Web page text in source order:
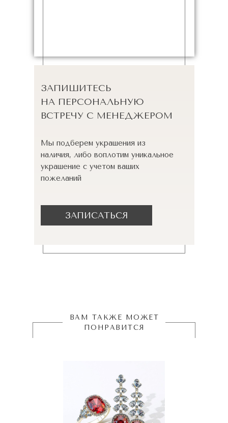
ЗАПИШИТЕСЬ
НА ПЕРСОНАЛЬНУЮ
ВСТРЕЧУ С МЕНЕДЖЕРОМ
Мы подберем украшения из
наличия, либо воплотим уникальное
украшение с учетом ваших
пожеланий
ЗАПИСАТЬСЯ
ВАМ ТАКЖЕ МОЖЕТ
ПОНРАВИТСЯ